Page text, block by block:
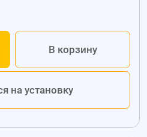
В корзину
на установку